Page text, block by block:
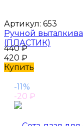
Артикул: 653
Ручной
(ПЛАСТИК)
440₽
420 ₽
Купить
-11%
-20 ₽